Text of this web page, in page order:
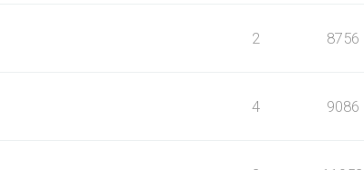
2 8756
4 9086